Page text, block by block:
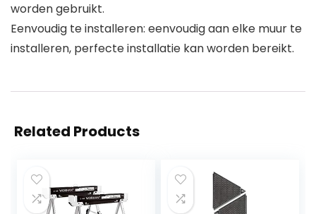
worden gebruikt.
Eenvoudig te installeren: eenvoudig aan elke muur te
installeren, perfecte installatie kan worden bereikt.
Related Products